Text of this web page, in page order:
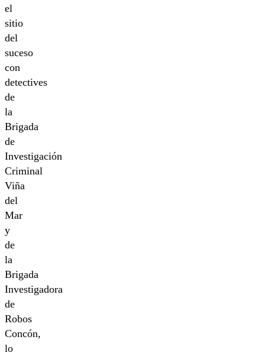
el
sitio
del
suceso
con
detectives
de
la
Brigada
de
Investigación
Criminal
Viña
del
Mar
y
de
la
Brigada
Investigadora
de
Robos
Concón,
lo